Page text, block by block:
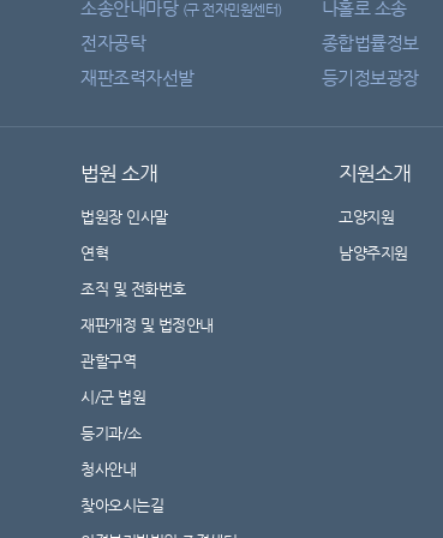
소송안내마당 (구 전자민원센터) 나홀로 소송
전자공탁
종합법률정보
재판조력자선발
등기정보광장
법원 소개
법원장 인사말
연혁
조직 및 전화번호
재판개정 및 법정안내
관할구역
시/군 법원
등기과/소
청사안내
찾아오시는길
지원소개
고양지원
남양주지원